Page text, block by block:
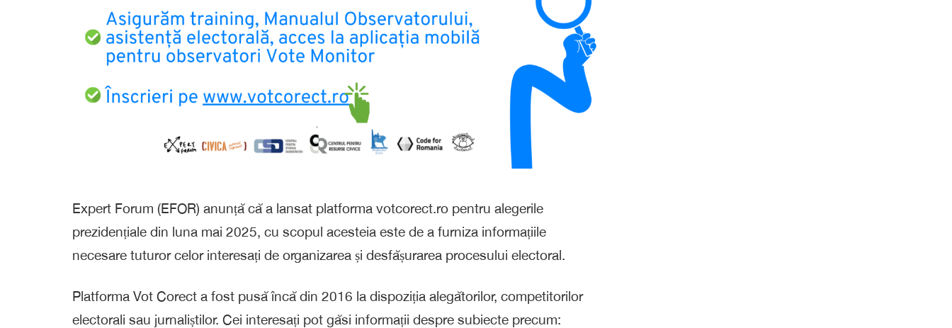
Expert Forum (EFOR) anunță că a lansat platforma votcorect.ro pentru alegerile
prezidențiale din luna mai 2025, cu scopul acesteia este de a furniza informațiile
necesare tuturor celor interesați de organizarea și desfășurarea procesului electoral.
Platforma Vot Corect a fost pusă încă din 2016 la dispoziția alegătorilor, competitorilor
electorali sau jurnaliștilor. Cei interesați pot găsi informații despre subiecte precum: